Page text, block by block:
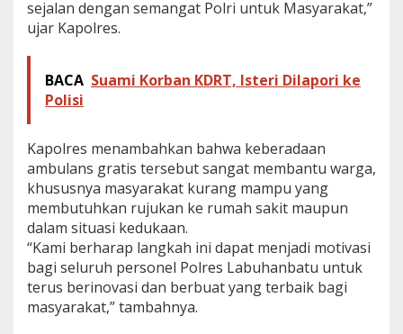
u
s
a
k
a
t
sejalan dengan semangat Polri untuk Masyarakat,”
ujar Kapolres.
BACA Suami Korban KDRT, Isteri Dilapori ke
Polisi
Kapolres menambahkan bahwa keberadaan
ambulans gratis tersebut sangat membantu warga,
khususnya masyarakat kurang mampu yang
membutuhkan rujukan ke rumah sakit maupun
dalam situasi kedukaan.
“Kami berharap langkah ini dapat menjadi motivasi
bagi seluruh personel Polres Labuhanbatu untuk
terus berinovasi dan berbuat yang terbaik bagi
masyarakat,” tambahnya.